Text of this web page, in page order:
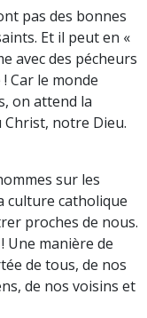
pas des bonnes
Et il peut en «
avec des pécheurs
Car le monde
on attend la
Christ, notre Dieu.
sur les
culture catholique
proches de nous.
Une manière de
de tous, de nos
de nos voisins et